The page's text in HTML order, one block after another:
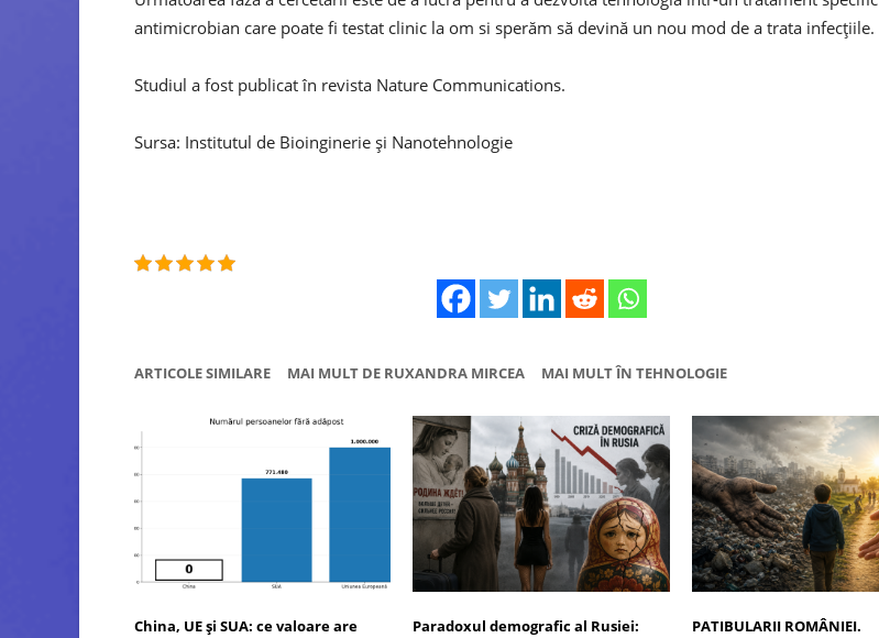
antimicrobian care poate fi testat clinic la om si sperăm să devină un nou mod de a trata infecțiile.
Studiul a fost publicat în revista Nature Communications.
Sursa: Institutul de Bioinginerie și Nanotehnologie
ARTICOLE SIMILARE MAI MULT DE RUXANDRA MIRCEA MAI MULT ÎN TEHNOLOGIE
China, UE și SUA: ce valoare are
Paradoxul demografic al Rusiei:
PATIBULARII ROMÂNIEI.